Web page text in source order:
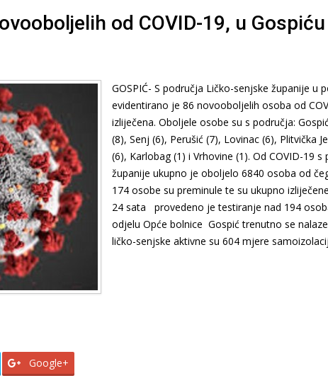
od COVID-19, u Gospiću
GOSPIĆ- S područja Ličko-senjske županije u
evidentirano je 86 novooboljelih osoba od
izliječena. Oboljele osobe su s područja:
(8), Senj (6), Perušić (7), Lovinac (6), Plitvička
(6), Karlobag (1) i Vrhovine (1). Od COVID-19
županije ukupno je oboljelo 6840 osoba od
174 osobe su preminule te su ukupno
24 sata provedeno je testiranje nad 194
odjelu Opće bolnice Gospić trenutno se
ličko-senjske aktivne su 604 mjere
Google+